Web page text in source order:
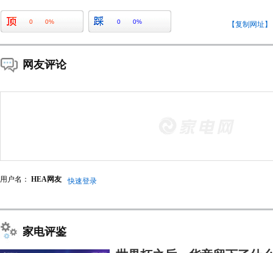
0 0% 0 0% 【复制网址】
网友评论
用户名： HEA网友 快速登录
家电评鉴